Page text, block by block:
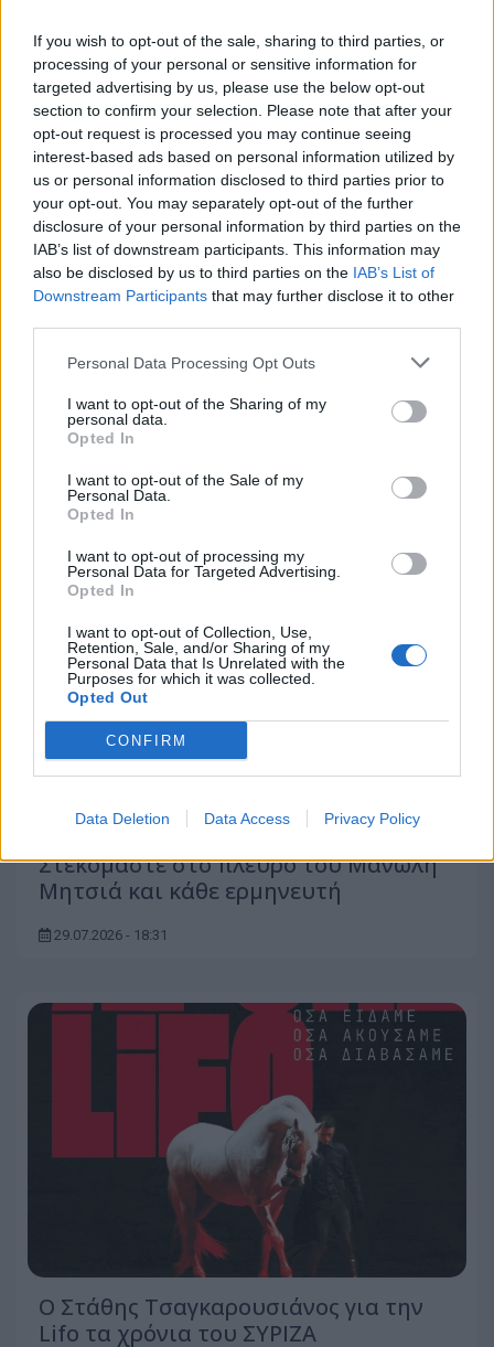
If you wish to opt-out of the sale, sharing to third parties, or
processing of your personal or sensitive information for
targeted advertising by us, please use the below opt-out
section to confirm your selection. Please note that after your
opt-out request is processed you may continue seeing
interest-based ads based on personal information utilized by
us or personal information disclosed to third parties prior to
your opt-out. You may separately opt-out of the further
disclosure of your personal information by third parties on the
IAB’s list of downstream participants. This information may
also be disclosed by us to third parties on the IAB’s List of
Downstream Participants that may further disclose it to other
Personal Data Processing Opt Outs
I want to opt-out of the Sharing of my
personal data.
Opted In
I want to opt-out of the Sale of my
Personal Data.
Opted In
I want to opt-out of processing my
Personal Data for Targeted Advertising.
Opted In
I want to opt-out of Collection, Use,
Retention, Sale, and/or Sharing of my
Personal Data that Is Unrelated with the
Purposes for which it was collected.
Opted Out
CONFIRM
Data Deletion Data Access Privacy Policy
Ο πρώτος ΠτΔ της Μεταπολίτευσης,
Μιχαήλ Στασινόπουλος, στον
«Νυχτερινό Επισκέπτη» της ΕΡΤ
24.07.2026 - 11:07
Στεκόμαστε στο πλευρό του Μανώλη
Μητσιά και κάθε ερμηνευτή
29.07.2026 - 18:31
Ο Στάθης Τσαγκαρουσιάνος για την
Lifo τα χρόνια του ΣΥΡΙΖΑ